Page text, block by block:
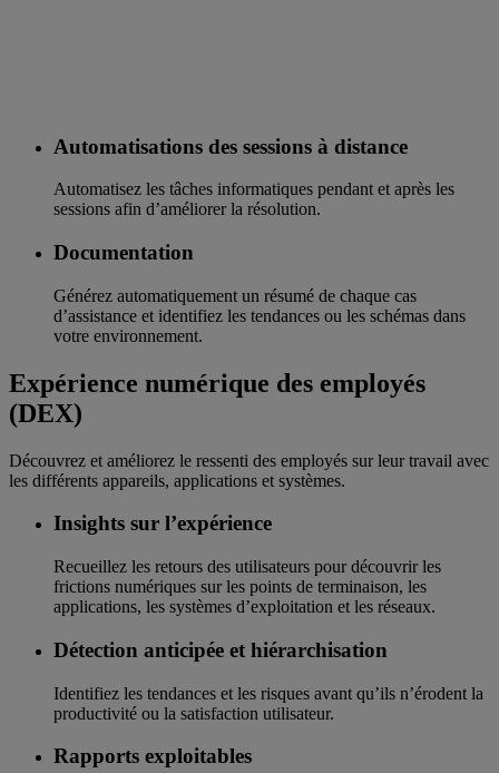
Automatisations des sessions à distance
Automatisez les tâches informatiques pendant et après les
sessions afin d’améliorer la résolution.
Documentation
Générez automatiquement un résumé de chaque cas
d’assistance et identifiez les tendances ou les schémas dans
votre environnement.
Expérience numérique des employés
(DEX)
Découvrez et améliorez le ressenti des employés sur leur travail avec
les différents appareils, applications et systèmes.
Insights sur l’expérience
Recueillez les retours des utilisateurs pour découvrir les
frictions numériques sur les points de terminaison, les
applications, les systèmes d’exploitation et les réseaux.
Détection anticipée et hiérarchisation
Identifiez les tendances et les risques avant qu’ils n’érodent la
productivité ou la satisfaction utilisateur.
Rapports exploitables